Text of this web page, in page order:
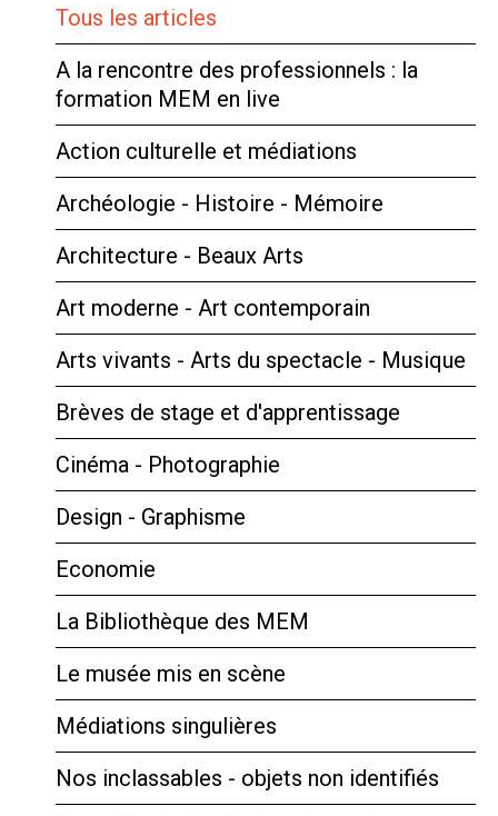
Tous les articles
A la rencontre des professionnels : la
formation MEM en live
Action culturelle et médiations
Archéologie - Histoire - Mémoire
Architecture - Beaux Arts
Art moderne - Art contemporain
Arts vivants - Arts du spectacle - Musique
Brèves de stage et d'apprentissage
Cinéma - Photographie
Design - Graphisme
Economie
La Bibliothèque des MEM
Le musée mis en scène
Médiations singulières
Nos inclassables - objets non identifiés